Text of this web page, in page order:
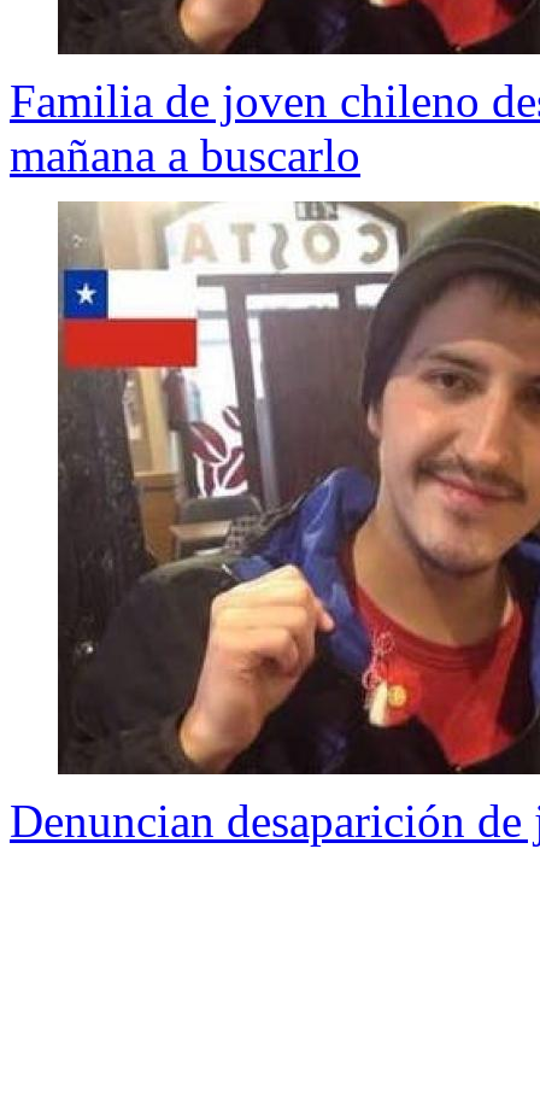
Familia de joven chileno
mañana a buscarlo
Denuncian desaparición